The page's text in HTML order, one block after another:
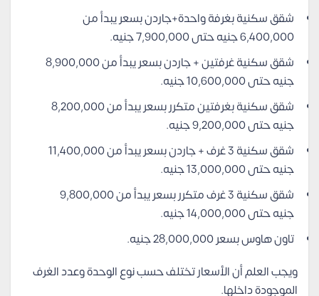
شقق سكنية بغرفة واحدة+جاردن بسعر يبدأ من
6,400,000 جنيه حتى 7,900,000 جنيه.
شقق سكنية غرفتين + جاردن بسعر يبدأ من 8,900,000
جنيه حتى 10,600,000 جنيه.
شقق سكنية بغرفتين متكرر بسعر يبدأ من 8,200,000
جنيه حتى 9,200,000 جنيه.
شقق سكنية 3 غرف + جاردن بسعر يبدأ من 11,400,000
جنيه حتى 13,000,000 جنيه.
شقق سكنية 3 غرف متكرر بسعر يبدأ من 9,800,000
جنيه حتى 14,000,000 جنيه.
تاون هاوس بسعر 28,000,000 جنيه.
ويجب العلم أن الأسعار تختلف حسب نوع الوحدة وعدد الغرف
الموجودة داخلها.